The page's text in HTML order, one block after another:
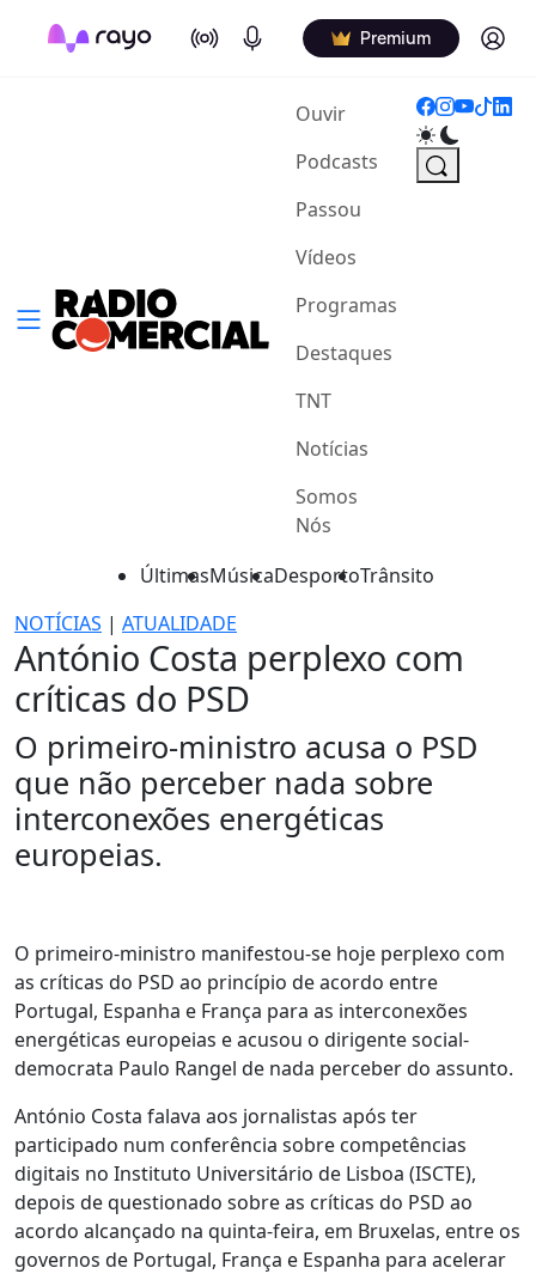
On Air Podcasts Premium Log in
Ouvir(current)
Podcasts
Passou
Vídeos
Programas
Destaques
TNT
Notícias
Somos
Nós
ÚltimasMúsicaDesportoTrânsito
NOTÍCIAS | ATUALIDADE
António Costa perplexo com
críticas do PSD
O primeiro-ministro acusa o PSD
que não perceber nada sobre
interconexões energéticas
europeias.
O primeiro-ministro manifestou-se hoje perplexo com
as críticas do PSD ao princípio de acordo entre
Portugal, Espanha e França para as interconexões
energéticas europeias e acusou o dirigente social-
democrata Paulo Rangel de nada perceber do assunto.
António Costa falava aos jornalistas após ter
participado num conferência sobre competências
digitais no Instituto Universitário de Lisboa (ISCTE),
depois de questionado sobre as críticas do PSD ao
acordo alcançado na quinta-feira, em Bruxelas, entre os
governos de Portugal, França e Espanha para acelerar